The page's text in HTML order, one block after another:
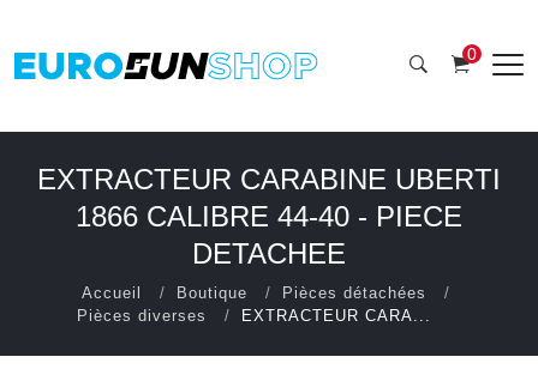
0
EXTRACTEUR CARABINE UBERTI
1866 CALIBRE 44-40 - PIECE
DETACHEE
Accueil Boutique
Pièces détachées
Pièces diverses
EXTRACTEUR CARA...